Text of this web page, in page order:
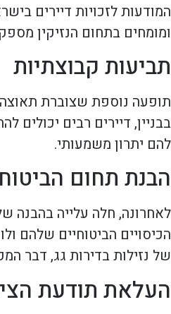
המודעות לזכויות דיירים
ומומחים בתחום הנזיקין
תביעות קבוצתיות
תופעה נוספת שצוברת תאוצה
בבניין, דיירים רבים
להם יתרון משמעותי.
הבנת תחום הביטוח
לאחרונה, חלה עלייה בהבנה
הכיסויים הביטוחיים שלהם
של נזילות בדירות גג, דבר
העלאת תודעת